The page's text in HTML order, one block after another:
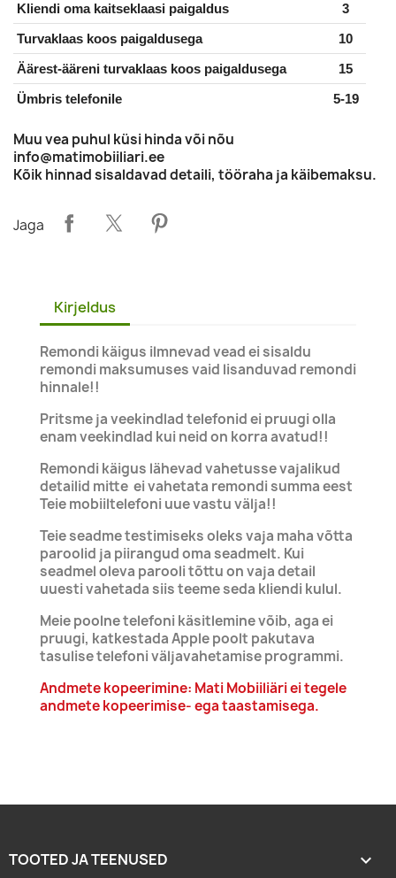
Kliendi oma kaitseklaasi paigaldus
3
Turvaklaas koos paigaldusega
10
Äärest-ääreni turvaklaas koos paigaldusega
15
Ümbris telefonile
5-19
Muu vea puhul küsi hinda või nõu
info@matimobiiliari.ee
Kõik hinnad sisaldavad detaili, tööraha ja käibemaksu.
Jaga
Kirjeldus
Remondi käigus ilmnevad vead ei sisaldu
remondi maksumuses vaid lisanduvad remondi
hinnale!!
Pritsme ja veekindlad telefonid ei pruugi olla
enam veekindlad kui neid on korra avatud!!
Remondi käigus lähevad vahetusse vajalikud
detailid mitte ei vahetata remondi summa eest
Teie mobiiltelefoni uue vastu välja!!
Teie seadme testimiseks oleks vaja maha võtta
paroolid ja piirangud oma seadmelt. Kui
seadmel oleva parooli tõttu on vaja detail
uuesti vahetada siis teeme seda kliendi kulul.
Meie poolne telefoni käsitlemine võib, aga ei
pruugi, katkestada Apple poolt pakutava
tasulise telefoni väljavahetamise programmi.
Andmete kopeerimine: Mati Mobiiliäri ei tegele
andmete kopeerimise- ega taastamisega.
TOOTED JA TEENUSED 